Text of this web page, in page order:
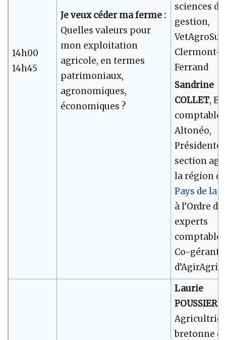
14h00
14h45
Je veux céder ma ferme :
Quelles valeurs pour
mon exploitation
agricole, en termes
patrimoniaux,
agronomiques,
économiques ?
sciences de
gestion,
VetAgroSup
Clermont-
Ferrand
Sandrine
COLLET,
comptable
Altonéo,
Présidente
section
la région
Pays de la
à l’Ordre
experts
Co-gérante
d’AgirAgri
Laurie
POUSSIER,
Agricultrice
bretonne